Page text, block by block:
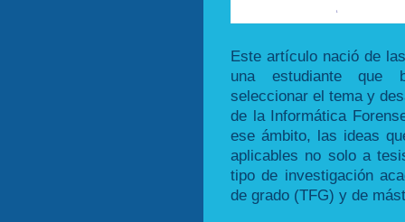
Este artículo nació de
una estudiante que
seleccionar el tema y
de la Informática
ese ámbito, las ideas
aplicables no solo a
tipo de investigación
de grado (TFG) y de